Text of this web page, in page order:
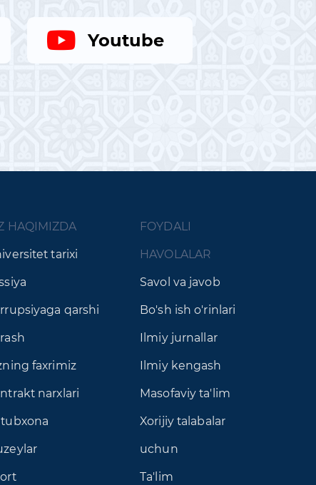
Youtube
HAQIMIZDA
tarixi
qarshi
faxrimiz
narxlari
FOYDALI
HAVOLALAR
Savol va javob
Bo'sh ish o'rinlari
Ilmiy jurnallar
Ilmiy kengash
Masofaviy ta'lim
Xorijiy talabalar
uchun
Ta'lim